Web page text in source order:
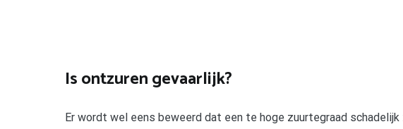
Is ontzuren gevaarlijk?
Er wordt wel eens beweerd dat een te hoge zuurtegraad